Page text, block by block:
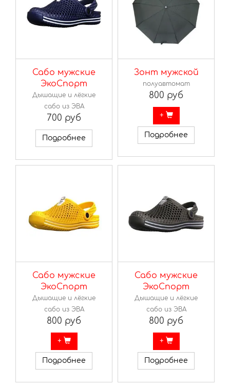
Сабо мужские
ЭкоСпорт
Дышащие и лёгкие
сабо из ЭВА
700 руб
Подробнее
Зонт мужской
полуавтомат
800 руб
+
Подробнее
Сабо мужские
ЭкоСпорт
Дышащие и лёгкие
сабо из ЭВА
800 руб
+
Подробнее
Сабо мужские
ЭкоСпорт
Дышащие и лёгкие
сабо из ЭВА
800 руб
+
Подробнее